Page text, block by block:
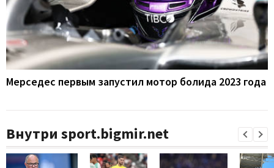
Мерседес первым запустил мотор болида 2023 года
Внутри sport.bigmir.net